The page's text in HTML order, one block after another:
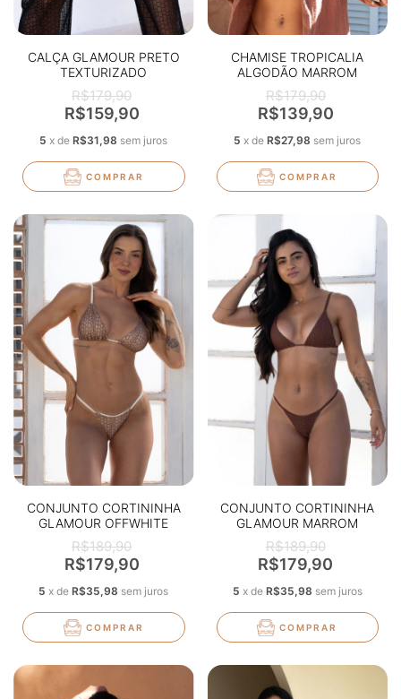
CALÇA GLAMOUR PRETO
TEXTURIZADO
R$179,90
R$159,90
5 xdeR$31,98 sem juros
COMPRAR
CHAMISE TROPICALIA
ALGODÃO MARROM
R$179,90
R$139,90
5 xdeR$27,98 sem juros
COMPRAR
CONJUNTO CORTININHA
GLAMOUR OFFWHITE
TEXTURIZADO
R$189,90
R$179,90
5 xdeR$35,98 sem juros
COMPRAR
CONJUNTO CORTININHA
GLAMOUR MARROM
TEXTURIZADO
R$189,90
R$179,90
5 x de R$35,98 sem juros
COMPRAR